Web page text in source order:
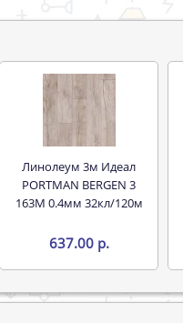
Линолеум 3м Идеал
PORTMAN BERGEN 3
163M 0.4мм 32кл/120м
637.00 р.